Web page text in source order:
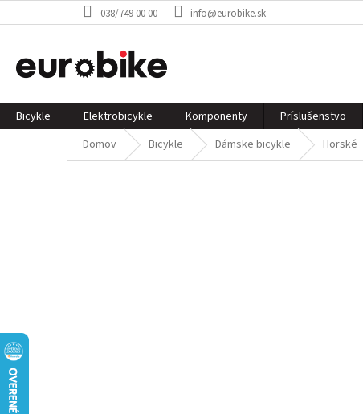
na
038/749 00 00 info@eurobike.sk
Bicykle Elektrobicykle Komponenty Príslušenstvo
Domov
Bicykle Dámske bicykle Horské